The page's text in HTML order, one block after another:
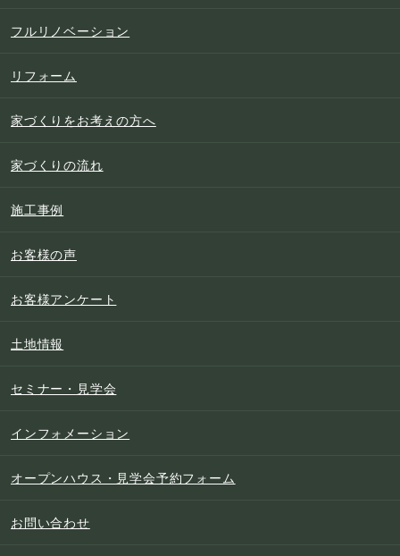
フルリノベーション
リフォーム
家づくりをお考えの方へ
家づくりの流れ
施工事例
お客様の声
お客様アンケート
土地情報
セミナー・見学会
インフォメーション
オープンハウス・見学会予約フォーム
お問い合わせ